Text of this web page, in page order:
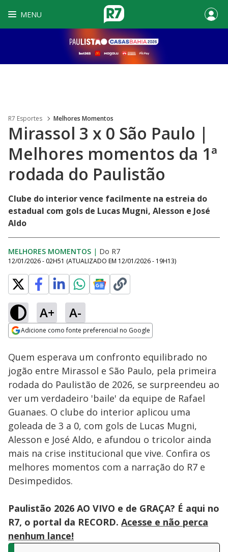
MENU
R7 Esportes Melhores Momentos
Mirassol 3 x 0 São Paulo |
Melhores momentos da 1ª
rodada do Paulistão
Clube do interior vence facilmente na estreia do
estadual com gols de Lucas Mugni, Alesson e José
Aldo
MELHORES MOMENTOS | Do R7
12/01/2026 - 02H51 (ATUALIZADO EM 12/01/2026 - 19H13)
A+ A-
Adicione como fonte preferencial no Google
Ativar
Loaded
23.79%
Quem esperava um confronto equilibrado no
jogão entre Mirassol e São Paulo, pela primeira
rodada do Paulistão de 2026, se surpreendeu ao
ver um verdadeiro 'baile' da equipe de Rafael
Guanaes. O clube do interior aplicou uma
goleada de 3 a 0, com gols de Lucas Mugni,
Alesson e José Aldo, e afundou o tricolor ainda
mais na crise institucional que vive. Confira os
melhores momentos com a narração do R7 e
Desimpedidos.
Paulistão 2026 AO VIVO e de GRAÇA? É aqui no
R7, o portal da RECORD. Acesse e não perca
nenhum lance!